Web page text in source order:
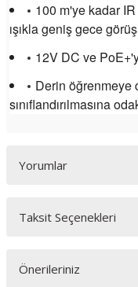
100 m'ye kadar
ışıkla geniş gece
12V DC ve
Derin öğrenmeye
sınıflandırılmasına
Yorumlar
Bu
Taksit Seçenekleri
Önerileriniz